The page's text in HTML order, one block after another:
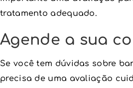
tratamento adequado.
Agende a sua
Se você tem dúvidas sobre
precisa de uma avaliação